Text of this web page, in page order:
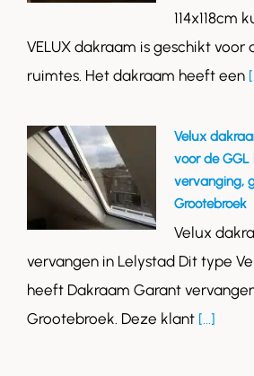
114x118cm
VELUX dakraam is geschikt
ruimtes. Het dakraam heeft een
Velux
voor de GGL
vervanging,
Grootebroek
Velux
vervangen in Lelystad Dit type
heeft Dakraam Garant
Grootebroek. Deze klant [...]